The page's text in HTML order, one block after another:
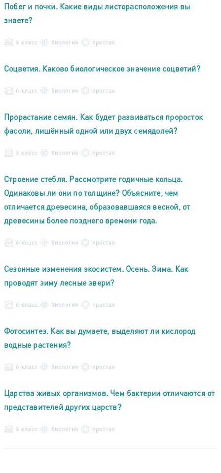
Побег и почки. Какие виды листорасположения вы
знаете?
6 класс биология простая
Соцветия. Каково биологическое значение соцветий?
6 класс биология простая
Прорастание семян. Как будет развиваться проросток
фасоли, лишённый одной или двух семядолей?
6 класс биология простая
Строение стебля. Рассмотрите годичные кольца.
Одинаковы ли они по толщине? Объясните, чем
отличается древесина, образовавшаяся весной, от
древесины более позднего времени года.
6 класс биология простая
Сезонные изменения экосистем. Осень. Зима. Как
проводят зиму лесные звери?
6 класс биология простая
Фотосинтез. Как вы думаете, выделяют ли кислород
водные растения?
6 класс биология простая
Царства живых организмов. Чем бактерии отличаются от
представителей других царств?
6 класс биология простая